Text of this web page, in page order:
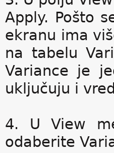
Apply. Pošto
ekranu ima
na tabelu
Variance je
uključuju i
4. U View
odaberite